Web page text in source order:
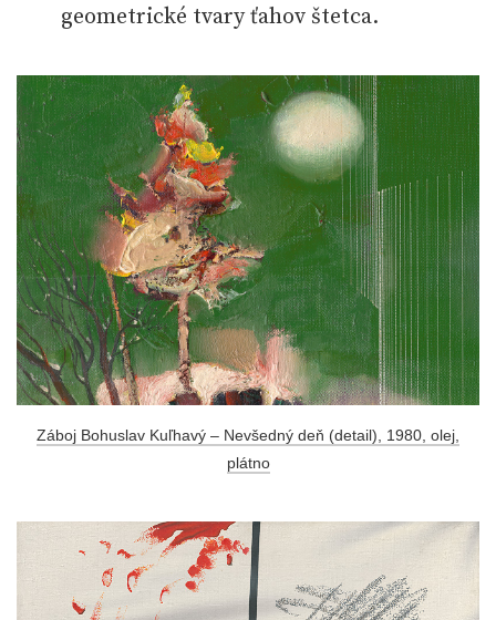
geometrické tvary ťahov štetca.
Záboj Bohuslav Kuľhavý – Nevšedný deň (detail), 1980, olej,
plátno